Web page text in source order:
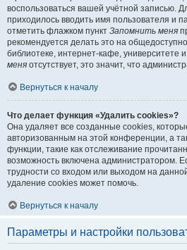
воспользоваться вашей учётной записью.
приходилось вводить имя пользователя и
отметить флажком пункт Запомнить меня
рекомендуется делать это на
библиотеке, интернет-кафе, университете и
меня отсутствует, это значит, что
Вернуться к началу
Что делает функция «Удалить cookies»?
Она удаляет все созданные cookies,
авторизованным на этой конференции, а
функции, такие как отслеживание
возможность включена администратором.
трудности со входом или выходом на
удаление cookies может помочь.
Вернуться к началу
Параметры и настройки